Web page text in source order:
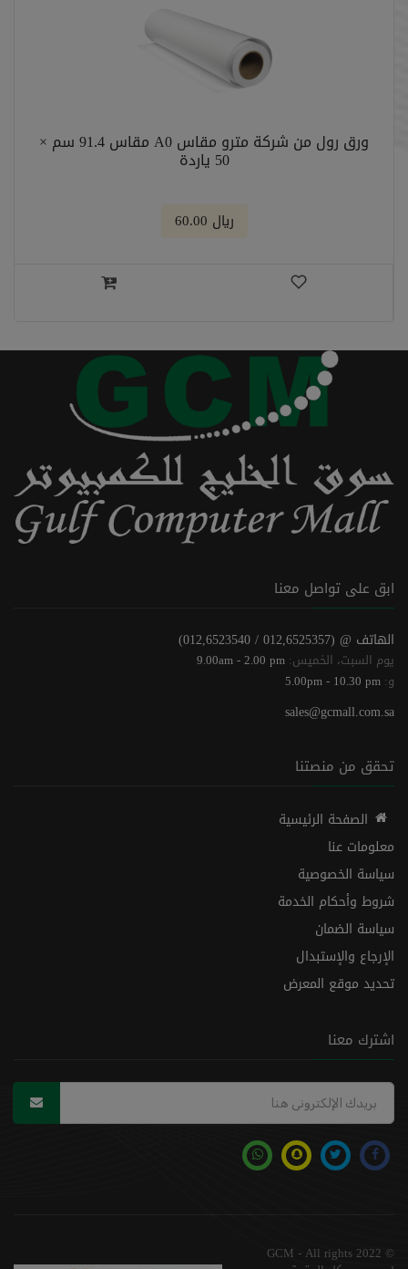
ورق رول من شركة مترو مقاس A0 مقاس 91.4 سم ×
50 ياردة
﷼ 60.00
ابق على تواصل معنا
الهاتف @ (012,6525357 / 012,6523540)
يوم السبت، الخميس: 9.00am - 2.00 pm
و: 5.00pm - 10.30 pm
sales@gcmall.com.sa
تحقق من منصتنا
الصفحة الرئيسية
معلومات عنا
سياسة الخصوصية
شروط وأحكام الخدمة
سياسة الضمان
الإرجاع والإستبدال
تحديد موقع المعرض
اشترك معنا
© 2022 GCM - All rights